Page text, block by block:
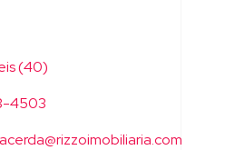
(40)
4503